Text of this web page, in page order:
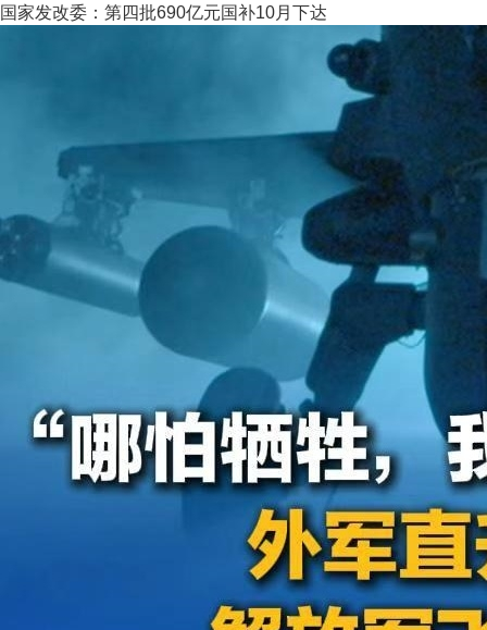
国家发改委：第四批690亿元国补10月下达